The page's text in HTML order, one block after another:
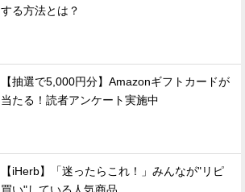
する方法とは？
【抽選で5,000円分】Amazonギフトカードが
当たる！読者アンケート実施中
【iHerb】「迷ったらこれ！」みんなが"リピ